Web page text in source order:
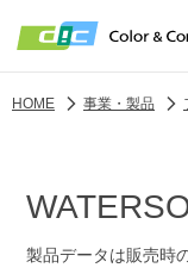
HOME 事業・製品
製品データは販売時